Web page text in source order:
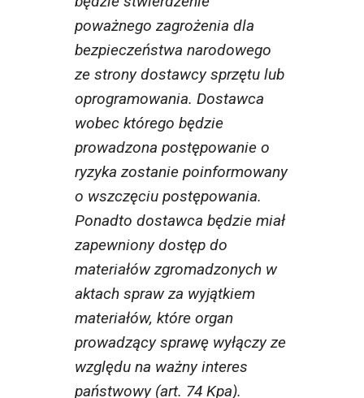
poważnego zagrożenia dla
bezpieczeństwa narodowego
ze strony dostawcy sprzętu lub
oprogramowania. Dostawca
wobec którego będzie
prowadzona postępowanie o
ryzyka zostanie poinformowany
o wszczęciu postępowania.
Ponadto dostawca będzie miał
zapewniony dostęp do
materiałów zgromadzonych w
aktach spraw za wyjątkiem
materiałów, które organ
prowadzący sprawę wyłączy ze
względu na ważny interes
państwowy (art. 74 Kpa).